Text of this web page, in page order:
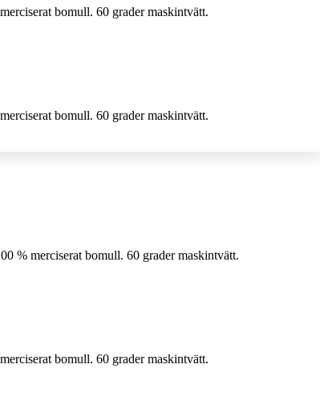
bomull. 60 grader maskintvätt.
bomull. 60 grader maskintvätt.
% merciserat bomull. 60 grader maskintvätt.
bomull. 60 grader maskintvätt.